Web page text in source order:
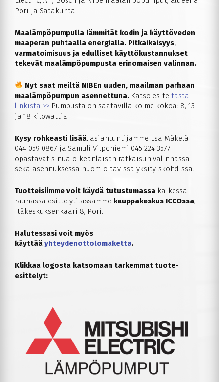
Pori ja Satakunta.
Maalämpöpumpulla lämmität kodin ja käyttöveden
maaperän puhtaalla energialla. Pitkäikäisyys,
varmatoimisuus ja edulliset käyttökustannukset
tekevät maalämpöpumpusta erinomaisen valinnan.
Nyt saat meiltä NIBEn uuden, maailman parhaan
maalämpöpumpun asennettuna. Katso esite tästä
linkistä >> Pumpusta on saatavilla kolme kokoa: 8, 13
ja 18 kilowattia.
Kysy rohkeasti lisää, asiantuntijamme Esa Mäkelä
044 059 0867 ja Samuli Vilponiemi 045 224 3577
opastavat sinua oikeanlaisen ratkaisun valinnassa
sekä asennuksessa huomioitavissa yksityiskohdissa.
Tuotteisiimme voit käydä tutustumassa kaikessa
rauhassa esittelytilassamme kauppakeskus ICCOssa,
Itäkeskuksenkaari 8, Pori.
Halutessasi voit myös
käyttää yhteydenottolomaketta.
Klikkaa logosta katsomaan tarkemmat tuote-
esittelyt: